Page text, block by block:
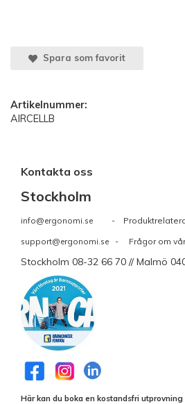
Spara som favorit
Artikelnummer:
AIRCELLB
Kontakta oss
Stockholm
info@ergonomi.se -
support@ergonomi.se - Frågor om
Stockholm 08-32 66 70 // Malmö
Här kan du boka en kostandsfri